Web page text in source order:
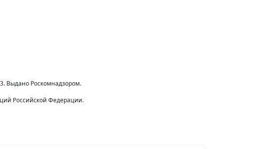
Выдано Роскомнадзором.
Российской Федерации.